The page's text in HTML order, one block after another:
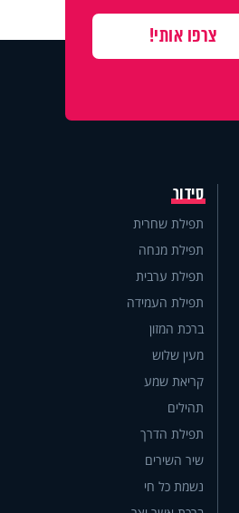
סידור
תפילת שחרית
תפילת מנחה
תפילת ערבית
תפילת העמידה
ברכת המזון
מעין שלוש
קריאת שמע
תהילים
תפילת הדרך
שיר השירים
נשמת כל חי